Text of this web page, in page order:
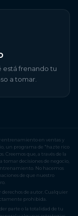
está frenando tu
a tomar.
entrenamiento en ventas y
un programa de "hazte rico
Creemos que, a través de la
tomar decisiones de negocio,
No hacemos
de que nuestro
de autor. Cualquier
prohibida.
parte o la totalidad de tu